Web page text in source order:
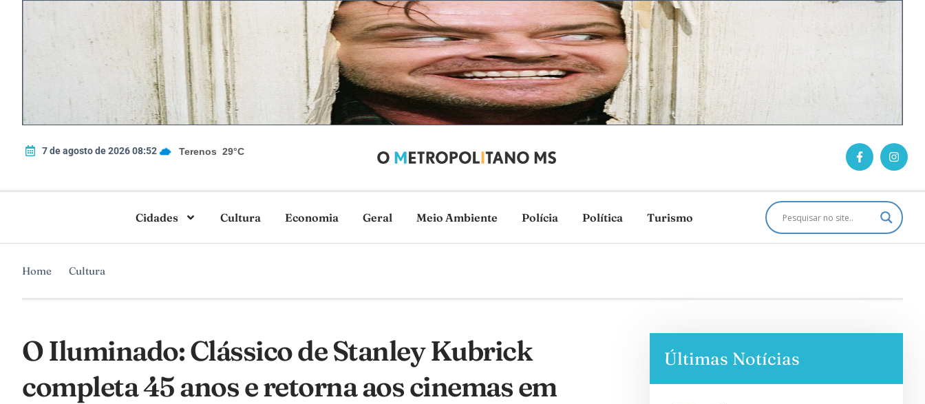
7 de agosto de 2026 08:52 Terenos 29°C
Cidades Cultura Economia Geral Meio Ambiente Polícia Política Turismo
Home Cultura
O Iluminado: Clássico de Stanley Kubrick
completa 45 anos e retorna aos cinemas em
Últimas Notícias